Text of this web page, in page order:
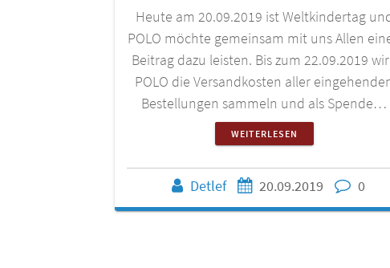
Heute am 20.09.2019 ist Weltkindertag
POLO möchte gemeinsam mit uns Allen
Beitrag dazu leisten. Bis zum 22.09.2019
POLO die Versandkosten aller
Bestellungen sammeln und als Spende…
WEITERLESEN
Detlef 20.09.2019 0